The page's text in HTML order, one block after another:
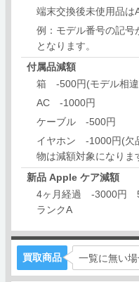
端末交換後未使用品は
例：モデル番号の記号
となります。
付属品減額
箱 -500円(モデル相違
AC -1000円
ケーブル -500円
イヤホン -1000円(欠
物は減額対象になりま
新品 Apple ケア減額
4ヶ月経過 -3000円 5
ランクA
買取商品 一覧に無い